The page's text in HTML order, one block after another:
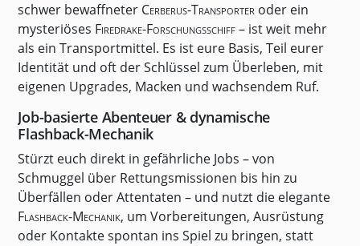
schwer bewaffneter Cerberus-Transporter oder ein
mysteriöses Firedrake-Forschungsschiff– ist weit mehr
als ein Transportmittel. Es ist eure Basis, Teil eurer
Identität und oft der Schlüssel zum Überleben, mit
eigenen Upgrades, Macken und wachsendem Ruf.
Job-basierte Abenteuer & dynamische
Flashback-Mechanik
Stürzt euch direkt in gefährliche Jobs – von
Schmuggel über Rettungsmissionen bis hin zu
Überfällen oder Attentaten – und nutzt die elegante
Flashback-Mechanik, um Vorbereitungen, Ausrüstung
oder Kontakte spontan ins Spiel zu bringen, statt